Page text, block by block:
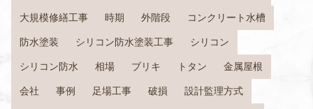
大規模修繕工事 時期 外階段 コンクリート水槽
防水塗装 シリコン防水塗装工事 シリコン
シリコン防水 相場 ブリキ トタン 金属屋根
会社 事例 足場工事 破損 設計監理方式